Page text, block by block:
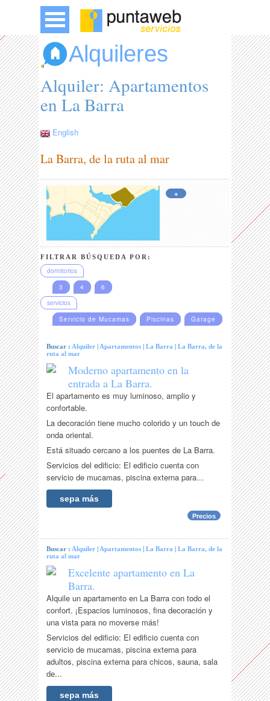
Alquileres
Alquiler: Apartamentos
en La Barra
English
La Barra, de la ruta al mar
+
FILTRAR BÚSQUEDA POR:
dormitorios
3
4
6
servicios
Servicio de Mucamas
Piscinas Garage
Buscar :Alquiler |Apartamentos |La Barra |La Barra, de la
ruta al mar
Moderno apartamento en la
entrada a La Barra.
El apartamento es muy luminoso, amplio y
confortable.
La decoración tiene mucho colorido y un touch de
onda oriental.
Está situado cercano a los puentes de La Barra.
Servicios del edificio: El edificio cuenta con
servicio de mucamas, piscina externa para...
sepa más
Precios
Buscar :Alquiler |Apartamentos |La Barra |La Barra, de la
ruta al mar
Excelente apartamento en La
Barra.
Alquile un apartamento en La Barra con todo el
confort. ¡Espacios luminosos, fina decoración y
una vista para no moverse más!
Servicios del edificio: El edificio cuenta con
servicio de mucamas, piscina externa para
adultos, piscina externa para chicos, sauna, sala
de...
sepa más